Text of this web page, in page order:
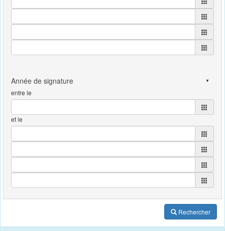
entre le
et le
Rechercher